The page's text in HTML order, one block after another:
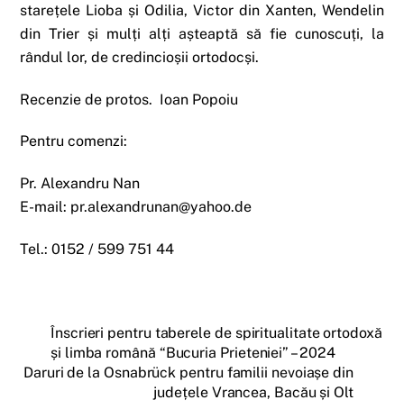
starețele Lioba și Odilia, Victor din Xanten, Wendelin
din Trier și mulți alți așteaptă să fie cunoscuți, la
rândul lor, de credincioșii ortodocși.
Recenzie de protos. Ioan Popoiu
Pentru comenzi:
Pr. Alexandru Nan
E-mail: pr.alexandrunan@yahoo.de
Tel.: 0152 / 599 751 44
Înscrieri pentru taberele de spiritualitate ortodoxă
și limba română “Bucuria Prieteniei” – 2024
Daruri de la Osnabrück pentru familii nevoiașe din
județele Vrancea, Bacău și Olt